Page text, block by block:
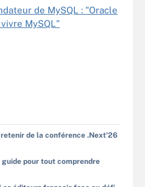
de MySQL : "Oracle
MySQL"
de la conférence .Next'26
pour tout comprendre